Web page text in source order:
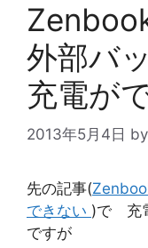
外部バ
充電が
2013年5月4日 by
先の記事(
できない )で 充
ですが